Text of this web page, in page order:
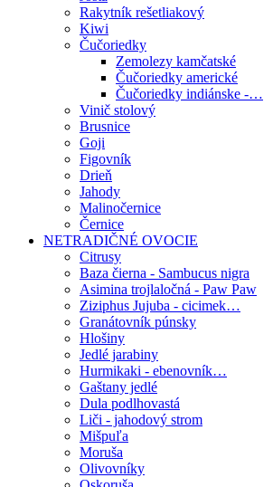
Rakytník rešetliakový
Kiwi
Čučoriedky
Zemolezy kamčatské
Čučoriedky americké
Čučoriedky indiánske -…
Vinič stolový
Brusnice
Goji
Figovník
Drieň
Jahody
Malinočernice
Černice
NETRADIČNÉ OVOCIE
Citrusy
Baza čierna - Sambucus nigra
Asimina trojlaločná - Paw Paw
Ziziphus Jujuba - cicimek…
Granátovník púnsky
Hlošiny
Jedlé jarabiny
Hurmikaki - ebenovník…
Gaštany jedlé
Dula podlhovastá
Liči - jahodový strom
Mišpuľa
Moruša
Olivovníky